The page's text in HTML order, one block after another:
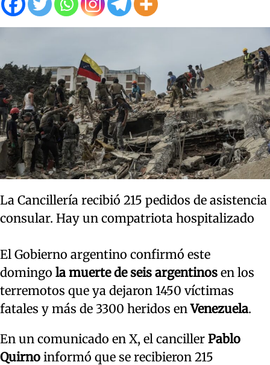
La Cancillería recibió 215 pedidos de asistencia
consular. Hay un compatriota hospitalizado
El Gobierno argentino confirmó este
domingo la muerte de seis argentinos en los
terremotos que ya dejaron 1450 víctimas
fatales y más de 3300 heridos enVenezuela.
En un comunicado en X, el canciller Pablo
Quirno informó que se recibieron 215